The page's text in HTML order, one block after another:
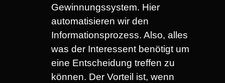
Gewinnungssystem. Hier
automatisieren wir den
Informationsprozess. Also, alles
was der Interessent benötigt um
eine Entscheidung treffen zu
können. Der Vorteil ist, wenn